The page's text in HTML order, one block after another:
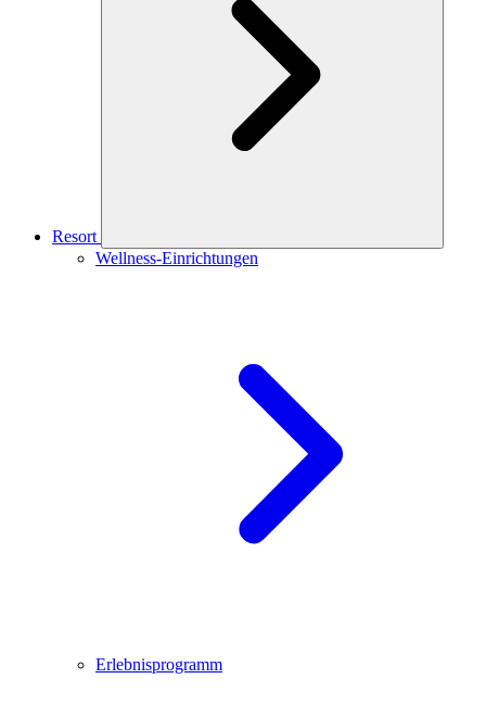
Resort
Wellness-Einrichtungen
Erlebnisprogramm